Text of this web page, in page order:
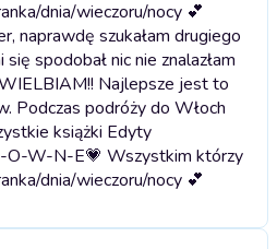
dnia/wieczoru/nocy 💕
naprawdę szukałam drugiego
spodobał nic nie znalazłam
Najlepsze jest to
Podczas podróży do Włoch
książki Edyty
O-W-N-E💗 Wszystkim którzy
dnia/wieczoru/nocy 💕